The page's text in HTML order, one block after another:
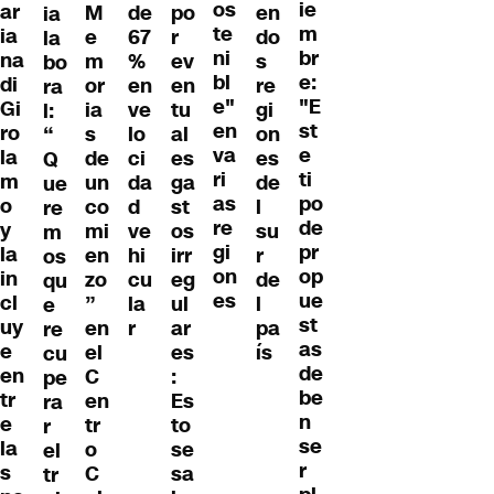
ar
ia
na
di
Gi
ro
la
m
o
y
la
in
cl
uy
e
en
tr
e
la
s
ia
la
bo
ra
l:
“
Q
ue
re
m
os
qu
e
re
cu
pe
ra
r
el
tr
M
e
m
or
ia
s
de
un
co
mi
en
zo
”
en
el
C
en
tr
o
C
de
67
%
en
ve
lo
ci
da
d
ve
hi
cu
la
r
po
r
ev
en
tu
al
es
ga
st
os
irr
eg
ul
ar
es
:
Es
to
se
sa
os
te
ni
bl
e"
en
va
ri
as
re
gi
on
es
en
do
s
re
gi
on
es
de
l
su
r
de
l
pa
ís
ie
m
br
e:
"E
st
e
ti
po
de
pr
op
ue
st
as
de
be
n
se
r